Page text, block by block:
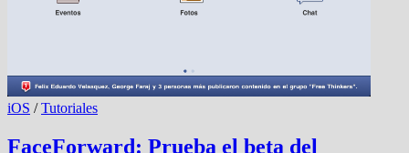
iOS /Tutoriales
FaceForward: Prueba el beta del